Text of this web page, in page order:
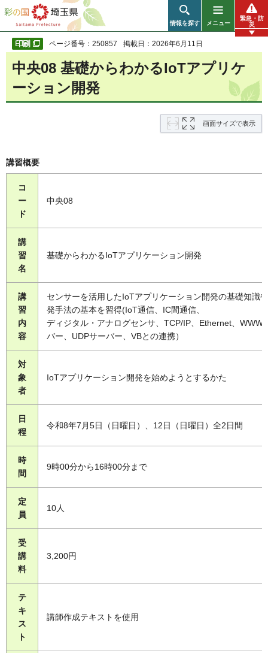
彩の国 埼玉県
情報を探す メニュー
緊急・防
災
ページ番号：250857 掲載日：2026年6月11日
中央08 基礎からわかるIoTアプリケ
ーション開発
画面サイズで表示
講習概要
コ
ー
ド
中央08
講
習
名
基礎からわかるIoTアプリケーション開発
講
習
内
容
センサーを活用したIoTアプリケーション開発の基礎知識
発手法の基本を習得(IoT通信、IC間通信、
ディジタル・アナログセンサ、TCP/IP、Ethernet、WWW
バー、UDPサーバー、VBとの連携）
対
象
者
IoTアプリケーション開発を始めようとするかた
日
程
令和8年7月5日（日曜日）、12日（日曜日）全2日間
時
間
9時00分から16時00分まで
定
員
10人
受
講
料
3,200円
テ
キ
ス
ト
講師作成テキストを使用